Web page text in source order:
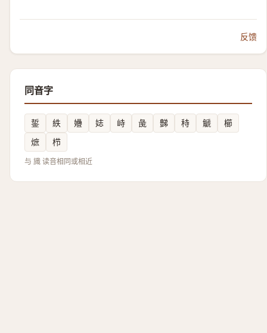
反馈
同音字
銴 紩 㜼 娡 峙 彘 豑 秲 䚦
櫛
熫
栉
与 旘 读音相同或相近